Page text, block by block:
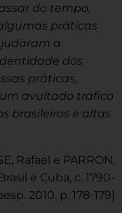
do tempo,
práticas
a
dos
práticas,
avultado tráfico
brasileiros e altas
Rafael e PARRON,
e Cuba, c. 1790-
2010. p. 178-179)